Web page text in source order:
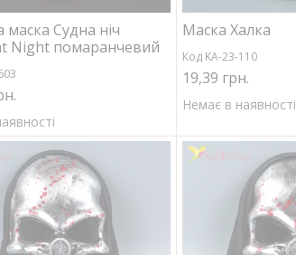
Судна ніч
Night помаранчевий
Маска Халка
Код KA-23-110
19,39 грн.
Немає в наявності